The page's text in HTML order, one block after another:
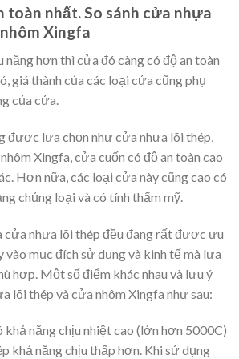
toàn nhất. So sánh cửa nhựa
Xingfa
năng hơn thì cửa đó càng có độ an toàn
giá thành của các loại cửa cũng phụ
của cửa.
được lựa chọn như cửa nhựa lõi thép,
Xingfa, cửa cuốn có độ an toàn cao
Hơn nữa, các loại cửa này cũng cao có
chủng loại và có tính thẩm mỹ.
cửa nhựa lõi thép đều đang rất được ưu
vào mục đích sử dụng và kinh tế mà lựa
hợp. Một số điểm khác nhau và lưu ý
lõi thép và cửa nhôm Xingfa như sau:
khả năng chịu nhiệt cao (lớn hơn 5000C)
khả năng chịu thấp hơn. Khi sử dụng